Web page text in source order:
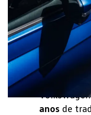
Uma marca
anos de